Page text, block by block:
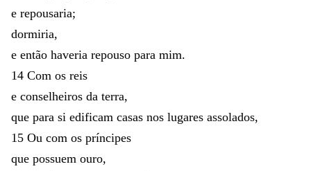
e repousaria;
dormiria,
e então haveria repouso para mim.
14 Com os reis
e conselheiros da terra,
que para si edificam casas nos lugares assolados,
15 Ou com os príncipes
que possuem ouro,